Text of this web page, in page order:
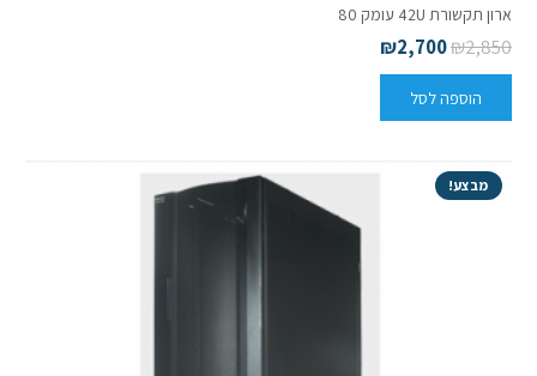
ארון תקשורת 42U עומק 80
₪2,850
₪2,700
הוספה לסל
מבצע!